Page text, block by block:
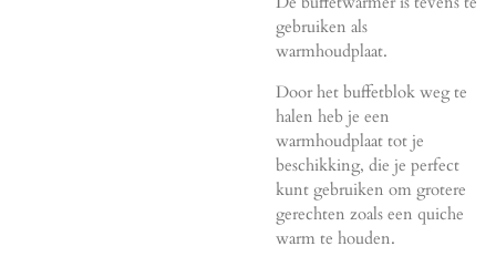
gebruiken als
warmhoudplaat.
Door het buffetblok weg te
halen heb je een
warmhoudplaat tot je
beschikking, die je perfect
kunt gebruiken om grotere
gerechten zoals een quiche
warm te houden.